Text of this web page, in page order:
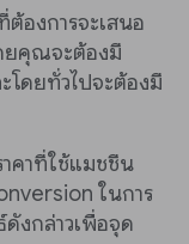
องการจะเสนอ
ยคุณจะต้องมี
โดยทั่วไปจะต้องมี
คาที่ใช้แมชชีน
ในการ
งกล่าวเพื่อจุด